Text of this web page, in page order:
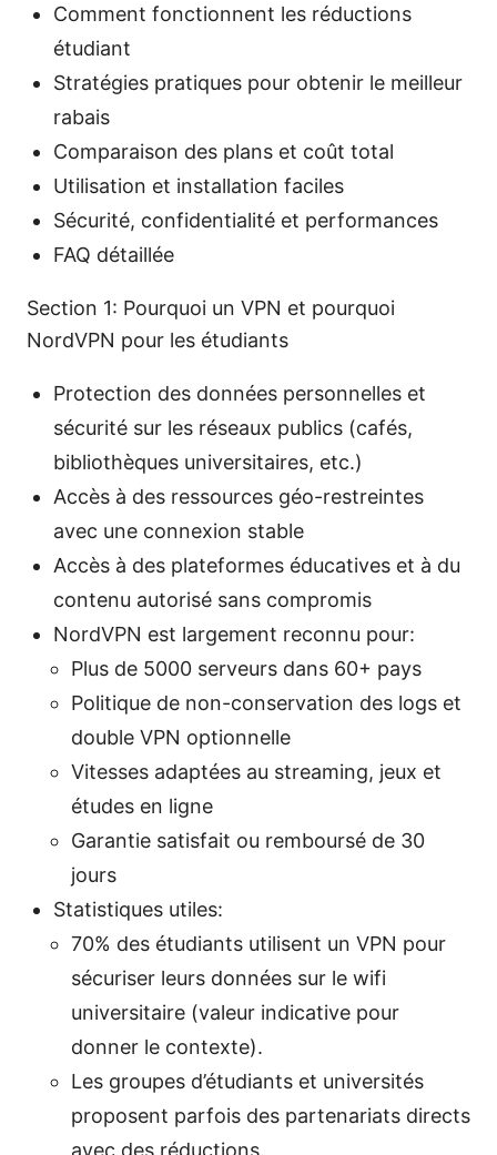
Comment fonctionnent les réductions
étudiant
Stratégies pratiques pour obtenir le meilleur
rabais
Comparaison des plans et coût total
Utilisation et installation faciles
Sécurité, confidentialité et performances
FAQ détaillée
Section 1: Pourquoi un VPN et pourquoi
NordVPN pour les étudiants
Protection des données personnelles et
sécurité sur les réseaux publics (cafés,
bibliothèques universitaires, etc.)
Accès à des ressources géo-restreintes
avec une connexion stable
Accès à des plateformes éducatives et à du
contenu autorisé sans compromis
NordVPN est largement reconnu pour:
Plus de 5000 serveurs dans 60+ pays
Politique de non-conservation des logs et
double VPN optionnelle
Vitesses adaptées au streaming, jeux et
études en ligne
Garantie satisfait ou remboursé de 30
jours
Statistiques utiles:
70% des étudiants utilisent un VPN pour
sécuriser leurs données sur le wifi
universitaire (valeur indicative pour
donner le contexte).
Les groupes d’étudiants et universités
proposent parfois des partenariats directs
avec des réductions.